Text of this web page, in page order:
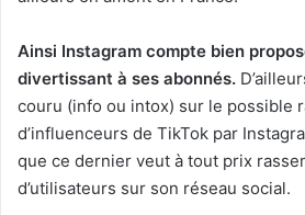
Ainsi Instagram compte bien
divertissant à ses abonnés.
couru (info ou intox) sur le possible
d’influenceurs de TikTok par
que ce dernier veut à tout prix
d’utilisateurs sur son réseau social.